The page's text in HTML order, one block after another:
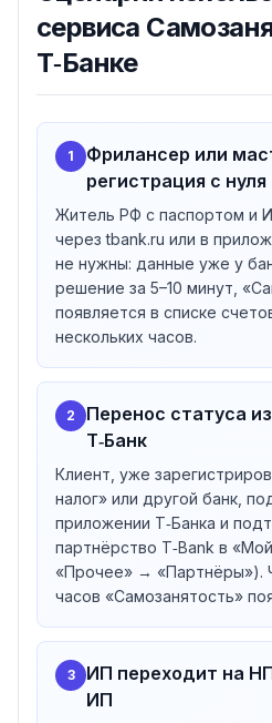
Доступны также сервисы
налогоплательщика НПД.
Обслуживание 0 ₽
карте, вкладах,
инвестициях. Иначе — 99 ₽ в
Бесплатное пополнениес
приложении и в банкоматах
Переводы через СБПна
комиссии.
Снятие без комиссии — до
Т‑Банка, от 3 000 до 100 000
Доставка карты—
место. При оформлении до
оформления либо на
отдельных регионов).
Кто может быть
Граждане РФ и иностранные
нужен документ,
Граждане Украины, а также
Армении, Беларуси,
ИП, которые хотят перейти
не обязательно; ФНС сама
суток.
сервиса
Т‑Банке
1
Фрилансер или
регистрация с нуля
Житель РФ с паспортом и
через tbank.ru или в
не нужны: данные уже у
решение за 5–10 минут,
появляется в списке
нескольких часов.
2
Перенос статуса
Т‑Банк
Клиент, уже
налог» или другой банк,
приложении Т‑Банка и
партнёрство T‑Bank в
«Прочее» → «Партнёры»).
часов «Самозанятость»
3
ИП переходит на
ИП